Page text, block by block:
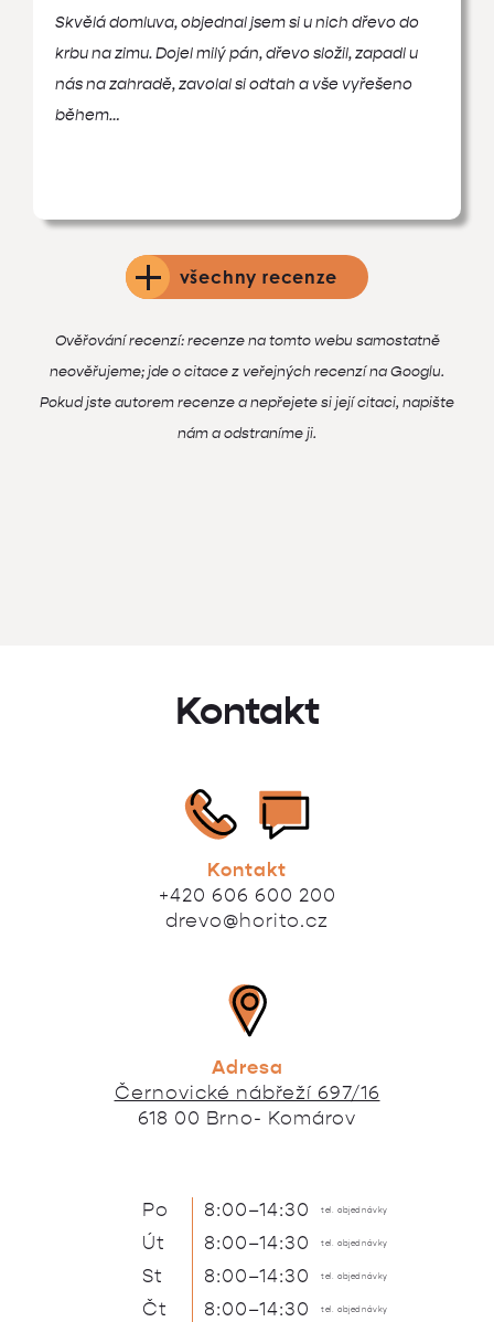
Skvělá domluva, objednal jsem si u nich dřevo do
krbu na zimu. Dojel milý pán, dřevo složil, zapadl u
nás na zahradě, zavolal si odtah a vše vyřešeno
během…
všechny recenze
Ověřování recenzí: recenze na tomto webu samostatně
neověřujeme; jde o citace z veřejných recenzí na Googlu.
Pokud jste autorem recenze a nepřejete si její citaci, napište
nám a odstraníme ji.
Kontakt
Kontakt
+420 606 600 200
drevo@horito.cz
Adresa
Černovické nábřeží 697/16
618 00 Brno- Komárov
Po 8:00–14:30 tel. objednávky
Út 8:00–14:30 tel. objednávky
St 8:00–14:30 tel. objednávky
Čt 8:00–14:30 tel. objednávky